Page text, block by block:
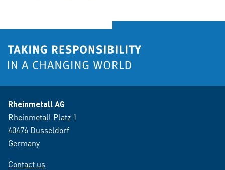
Rheinmetall AG
Rheinmetall Platz 1
40476 Dusseldorf
Germany
Contact us